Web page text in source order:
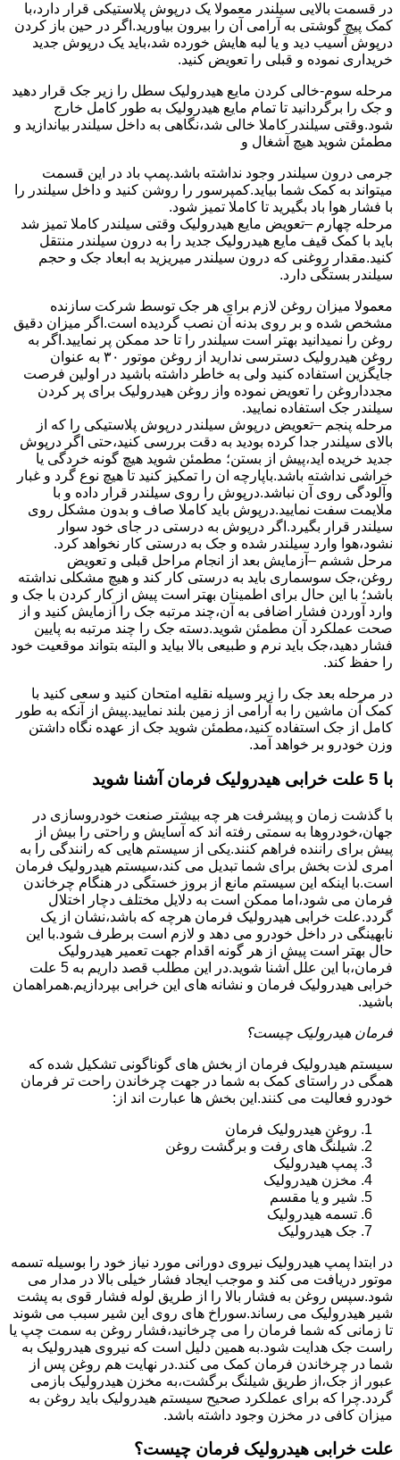
در قسمت بالایی سیلندر معمولا یک درپوش پلاستیکی قرار دارد،با
کمک پیچ گوشتی به آرامی آن را بیرون بیاورید.اگر در حین باز کردن
درپوش آسیب دید و یا لبه هایش خورده شد،باید یک درپوش جدید
خریداری نموده و قبلی را تعویض کنید.
مرحله سوم-خالی کردن مایع هیدرولیک سطل را زیر جک قرار دهید
و جک را برگردانید تا تمام مایع هیدرولیک به طور کامل خارج
شود.وقتی سیلندر کاملا خالی شد،نگاهی به داخل سیلندر بیاندازید و
مطمئن شوید هیچ آشغال و
جرمی درون سیلندر وجود نداشته باشد.پمپ باد در این قسمت
میتواند به کمک شما بیاید.کمپرسور را روشن کنید و داخل سیلندر را
با فشار هوا باد بگیرید تا کاملا تمیز شود.
مرحله چهارم –تعویض مایع هیدرولیک وقتی سیلندر کاملا تمیز شد
باید با کمک قیف مایع هیدرولیک جدید را به درون سیلندر منتقل
کنید.مقدار روغنی که درون سیلندر میریزید به ابعاد جک و حجم
سیلندر بستگی دارد.
معمولا میزان روغن لازم برای هر جک توسط شرکت سازنده
مشخص شده و بر روی بدنه آن نصب گردیده است.اگر میزان دقیق
روغن را نمیدانید بهتر است سیلندر را تا حد ممکن پر نمایید.اگر به
روغن هیدرولیک دسترسی ندارید از روغن موتور ۳۰ به عنوان
جایگزین استفاده کنید ولی به خاطر داشته باشید در اولین فرصت
مجدداروغن را تعویض نموده واز روغن هیدرولیک برای پر کردن
سیلندر جک استفاده نمایید.
مرحله پنجم –تعویض درپوش سیلندر درپوش پلاستیکی را که از
بالای سیلندر جدا کرده بودید به دقت بررسی کنید،حتی اگر درپوش
جدید خریده اید،پیش از بستن؛ مطمئن شوید هیچ گونه خردگی یا
خراشی نداشته باشد.باپارچه ان را تمکیز کنید تا هیچ نوع گرد و غبار
وآلودگی روی آن نباشد.درپوش را روی سیلندر قرار داده و با
ملایمت سفت نمایید.درپوش باید کاملا صاف و بدون مشکل روی
سیلندر قرار بگیرد.اگر درپوش به درستی در جای خود سوار
نشود،هوا وارد سیلندر شده و جک به درستی کار نخواهد کرد.
مرحل ششم –آزمایش بعد از انجام مراحل قبلی و تعویض
روغن،جک سوسماری باید به درستی کار کند و هیچ مشکلی نداشته
باشد؛ با این حال برای اطمینان بهتر است پیش از کار کردن با جک و
وارد آوردن فشار اضافی به آن،چند مرتبه جک را آزمایش کنید و از
صحت عملکرد آن مطمئن شوید.دسته جک را چند مرتبه به پایین
فشار دهید،جک باید نرم و طبیعی بالا بیاید و البته بتواند موقعیت خود
را حفظ کند.
در مرحله بعد جک را زیر وسیله نقلیه امتحان کنید و سعی کنید با
کمک آن ماشین را به آرامی از زمین بلند نمایید.پیش از آنکه به طور
کامل از جک استفاده کنید،مطمئن شوید جک از عهده نگاه داشتن
وزن خودرو بر خواهد آمد.
با 5 علت خرابی هیدرولیک فرمان آشنا شوید
با گذشت زمان و پیشرفت هر چه بیشتر صنعت خودروسازی در
جهان،خودروها به سمتی رفته اند که آسایش و راحتی را بیش از
پیش برای راننده فراهم کنند.یکی از سیستم هایی که رانندگی را به
امری لذت بخش برای شما تبدیل می کند،سیستم هیدرولیک فرمان
است.با اینکه این سیستم مانع از بروز خستگی در هنگام چرخاندن
فرمان می شود،اما ممکن است به دلایل مختلف دچار اختلال
گردد.علت خرابی هیدرولیک فرمان هرچه که باشد،نشان از یک
نابهینگی در داخل خودرو می دهد و لازم است برطرف شود.با این
حال بهتر است پیش از هر گونه اقدام جهت تعمیر هیدرولیک
فرمان،با این علل آشنا شوید.در این مطلب قصد داریم به 5 علت
خرابی هیدرولیک فرمان و نشانه های این خرابی بپردازیم.همراهمان
باشید.
فرمان هیدرولیک چیست؟
سیستم هیدرولیک فرمان از بخش های گوناگونی تشکیل شده که
همگی در راستای کمک به شما در جهت چرخاندن راحت تر فرمان
خودرو فعالیت می کنند.این بخش ها عبارت اند از:
روغن هیدرولیک فرمان
شیلنگ های رفت و برگشت روغن
پمپ هیدرولیک
مخزن هیدرولیک
شیر و یا مقسم
تسمه هیدرولیک
جک هیدرولیک
در ابتدا پمپ هیدرولیک نیروی دورانی مورد نیاز خود را بوسیله تسمه
موتور دریافت می کند و موجب ایجاد فشار خیلی بالا در مدار می
شود.سپس روغن به فشار بالا را از طریق لوله فشار قوی به پشت
شیر هیدرولیک می رساند.سوراخ های روی این شیر سبب می شوند
تا زمانی که شما فرمان را می چرخانید،فشار روغن به سمت چپ یا
راست جک هدایت شود.به همین دلیل است که نیروی هیدرولیک به
شما در چرخاندن فرمان کمک می کند.در نهایت هم روغن پس از
عبور از جک،از طریق شیلنگ برگشت،به مخزن هیدرولیک بازمی
گردد.چرا که برای عملکرد صحیح سیستم هیدرولیک باید روغن به
میزان کافی در مخزن وجود داشته باشد.
علت خرابی هیدرولیک فرمان چیست؟